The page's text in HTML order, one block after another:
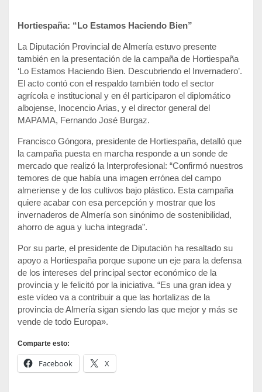
Hortiespaña: “Lo Estamos Haciendo Bien”
La Diputación Provincial de Almería estuvo presente
también en la presentación de la campaña de Hortiespaña
‘Lo Estamos Haciendo Bien. Descubriendo el Invernadero’.
El acto contó con el respaldo también todo el sector
agrícola e institucional y en él participaron el diplomático
albojense, Inocencio Arias, y el director general del
MAPAMA, Fernando José Burgaz.
Francisco Góngora, presidente de Hortiespaña, detalló que
la campaña puesta en marcha responde a un sonde de
mercado que realizó la Interprofesional: “Confirmó nuestros
temores de que había una imagen errónea del campo
almeriense y de los cultivos bajo plástico. Esta campaña
quiere acabar con esa percepción y mostrar que los
invernaderos de Almería son sinónimo de sostenibilidad,
ahorro de agua y lucha integrada”.
Por su parte, el presidente de Diputación ha resaltado su
apoyo a Hortiespaña porque supone un eje para la defensa
de los intereses del principal sector económico de la
provincia y le felicitó por la iniciativa. “Es una gran idea y
este vídeo va a contribuir a que las hortalizas de la
provincia de Almería sigan siendo las que mejor y más se
vende de todo Europa».
Comparte esto:
Facebook X